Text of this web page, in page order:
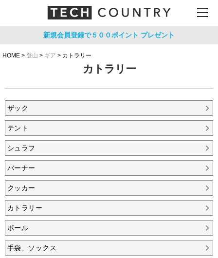
新規会員登録で５００ポイント プレゼント
HOME 登山 ギア カトラリー
カトラリー
ザック
テント
シュラフ
バーナー
クッカー
カトラリー
ポール
手袋、ソックス